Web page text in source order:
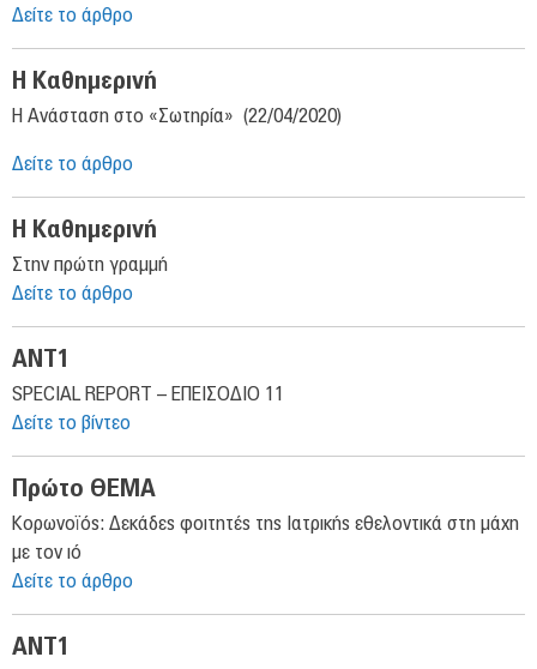
Δείτε το άρθρο
Η Καθημερινή
Η Ανάσταση στο «Σωτηρία» (22/04/2020)
Δείτε το άρθρο
Η Καθημερινή
Στην πρώτη γραμμή
Δείτε το άρθρο
ΑΝΤ1
SPECIAL REPORT – ΕΠΕΙΣΟΔΙΟ 11
Δείτε το βίντεο
Πρώτο ΘΕΜΑ
Κορωνοϊός: Δεκάδες φοιτητές της Ιατρικής εθελοντικά στη μάχη
με τον ιό
Δείτε το άρθρο
ΑΝΤ1